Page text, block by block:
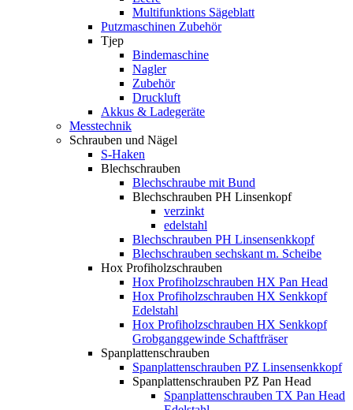
Multifunktions Sägeblatt
Putzmaschinen Zubehör
Tjep
Bindemaschine
Nagler
Zubehör
Druckluft
Akkus & Ladegeräte
Messtechnik
Schrauben und Nägel
S-Haken
Blechschrauben
Blechschraube mit Bund
Blechschrauben PH Linsenkopf
verzinkt
edelstahl
Blechschrauben PH Linsensenkkopf
Blechschrauben sechskant m. Scheibe
Hox Profiholzschrauben
Hox Profiholzschrauben HX Pan Head
Hox Profiholzschrauben HX Senkkopf
Edelstahl
Hox Profiholzschrauben HX Senkkopf
Grobganggewinde Schaftfräser
Spanplattenschrauben
Spanplattenschrauben PZ Linsensenkkopf
Spanplattenschrauben PZ Pan Head
Spanplattenschrauben TX Pan Head